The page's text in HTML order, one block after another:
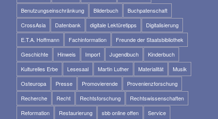
Benutzungseinschränkung
Bilderbuch
Buchpatenschaft
CrossAsia
Datenbank digitale Lektüretipps
Digitalisierung
E.T.A. Hoffmann
Fachinformation
Freunde der Staatsbibliothek
Geschichte
Hinweis Import Jugendbuch
Kinderbuch
Kulturelles Erbe
Lesesaal Martin Luther Materialität
Musik
Osteuropa
Presse Promovierende
Provenienzforschung
Recherche
Recht Rechtsforschung
Rechtswissenschaften
Reformation
Restaurierung sbb online offen
Service